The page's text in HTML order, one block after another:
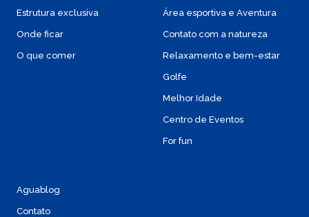
Estrutura exclusiva
Onde ficar
O que comer
Área esportiva e Aventura
Contato com a natureza
Relaxamento e bem-estar
Golfe
Melhor Idade
Centro de Eventos
For fun
Aguablog
Contato